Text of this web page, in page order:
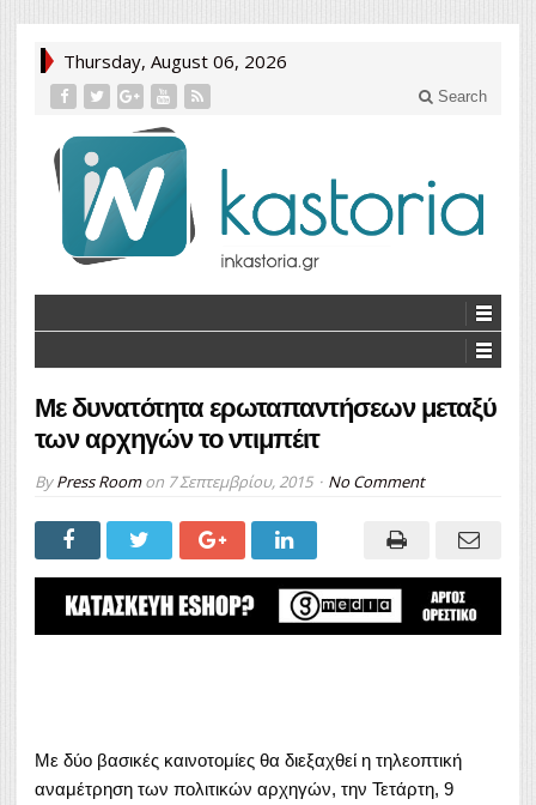
Thursday, August 06, 2026
Search
Με δυνατότητα ερωταπαντήσεων μεταξύ
των αρχηγών το ντιμπέιτ
ByPress Roomon 7 Σεπτεμβρίου, 2015 No Comment
Με δύο βασικές καινοτομίες θα διεξαχθεί η τηλεοπτική
αναμέτρηση των πολιτικών αρχηγών, την Τετάρτη, 9